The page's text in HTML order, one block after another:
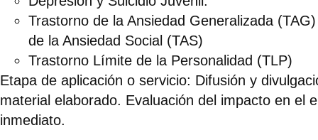
Trastorno de la Ansiedad Generalizada
de la Ansiedad Social (TAS)
Trastorno Límite de la Personalidad (TLP)
Etapa de aplicación o servicio: Difusión y
material elaborado. Evaluación del impacto en el
inmediato.